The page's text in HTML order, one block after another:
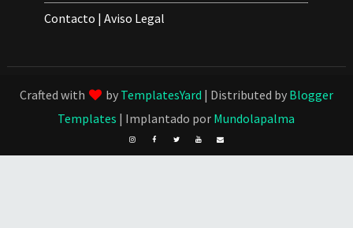
Contacto |Aviso Legal
Crafted with by TemplatesYard | Distributed by Blogger
Templates | Implantado por Mundolapalma